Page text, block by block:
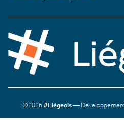
©2026#Liégeois—